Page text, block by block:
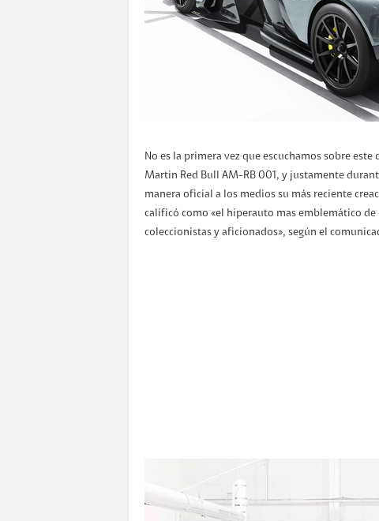
No es la primera vez que escuchamos sobre
Martin Red Bull AM-RB 001, y justamente
manera oficial a los medios su más reciente
calificó como «el hiperauto mas emblemático
coleccionistas y aficionados», según el